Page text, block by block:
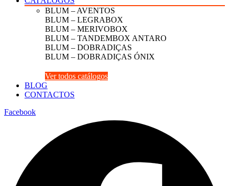
BLUM – AVENTOS
BLUM – LEGRABOX
BLUM – MERIVOBOX
BLUM – TANDEMBOX ANTARO
BLUM – DOBRADIÇAS
BLUM – DOBRADIÇAS ÓNIX
Ver todos catálogos
BLOG
CONTACTOS
Facebook